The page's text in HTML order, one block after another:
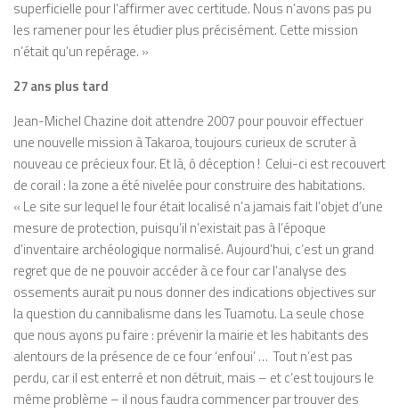
superficielle pour l’affirmer avec certitude. Nous n’avons pas pu
les ramener pour les étudier plus précisément. Cette mission
n’était qu’un repérage. »
27 ans plus tard
Jean-Michel Chazine doit attendre 2007 pour pouvoir effectuer
une nouvelle mission à Takaroa, toujours curieux de scruter à
nouveau ce précieux four. Et là, ô déception ! Celui-ci est recouvert
de corail : la zone a été nivelée pour construire des habitations.
« Le site sur lequel le four était localisé n’a jamais fait l’objet d’une
mesure de protection, puisqu’il n’existait pas à l’époque
d’inventaire archéologique normalisé. Aujourd’hui, c’est un grand
regret que de ne pouvoir accéder à ce four car l’analyse des
ossements aurait pu nous donner des indications objectives sur
la question du cannibalisme dans les Tuamotu. La seule chose
que nous ayons pu faire : prévenir la mairie et les habitants des
alentours de la présence de ce four ‘enfoui’ … Tout n’est pas
perdu, car il est enterré et non détruit, mais – et c’est toujours le
même problème – il nous faudra commencer par trouver des